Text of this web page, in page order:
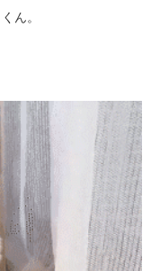
ん。
済みの方